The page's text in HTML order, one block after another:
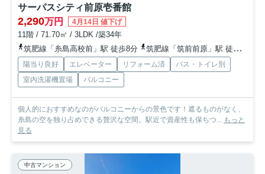
サーパスシティ前原壱番館
2,290万円 4月14日 値下げ
11階 / 71.70㎡ / 3LDK /築34年
筑肥線「糸島高校前」駅 徒歩8分
筑肥線「筑前前原」駅 徒歩14分
陽当り良好 エレベーター リフォーム済
バス・トイレ別
室内洗濯機置場
バルコニー
個人的におすすめなのがバルコニーからの景色です！遮るものがなく、
糸島の空を独り占めできる贅沢な空間。駅近で資産性も保ちつ...
もっと
見る
中古マンション